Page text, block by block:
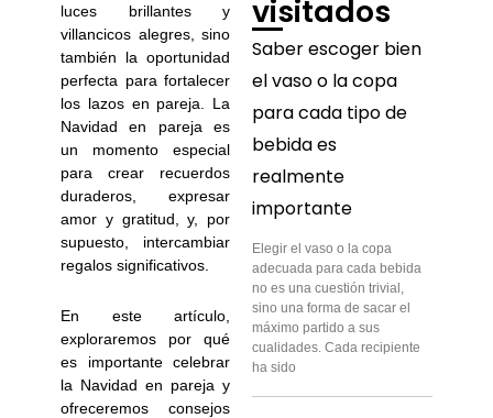
luces brillantes y
villancicos alegres, sino
también la oportunidad
perfecta para fortalecer
los lazos en pareja. La
Navidad en pareja es
un momento especial
para crear recuerdos
duraderos, expresar
amor y gratitud, y, por
supuesto, intercambiar
regalos significativos.
En este artículo,
exploraremos por qué
es importante celebrar
la Navidad en pareja y
ofreceremos consejos
visitados
Saber escoger bien
el vaso o la copa
para cada tipo de
bebida es
realmente
importante
Elegir el vaso o la copa
adecuada para cada bebida
no es una cuestión trivial,
sino una forma de sacar el
máximo partido a sus
cualidades. Cada recipiente
ha sido